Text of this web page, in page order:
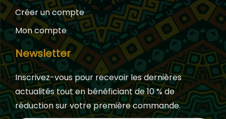
Créer un compte
Mon compte
Newsletter
Inscrivez-vous pour recevoir les dernières
actualités tout en bénéficiant de 10 % de
réduction sur votre première commande.